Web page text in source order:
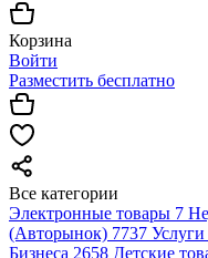
Корзина
Войти
Разместить бесплатно
Все категории
Электронные товары 7
(Авторынок) 7737 Услуги
Бизнеса 2658 Детские